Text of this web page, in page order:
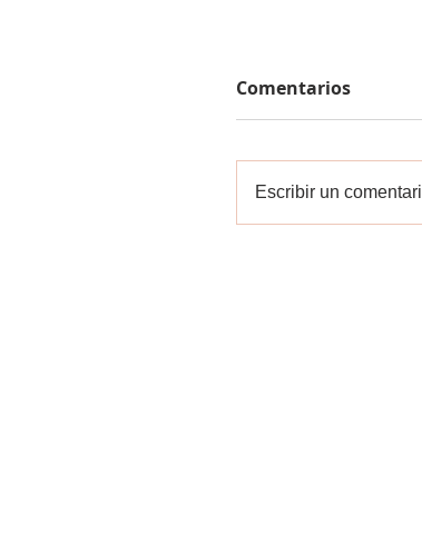
Comentarios
Escribir un